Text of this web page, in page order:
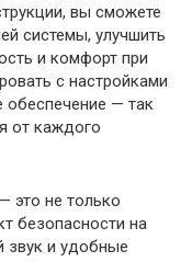
вы сможете
системы, улучшить
и комфорт при
с настройками
обеспечение — так
от каждого
это не только
безопасности на
звук и удобные